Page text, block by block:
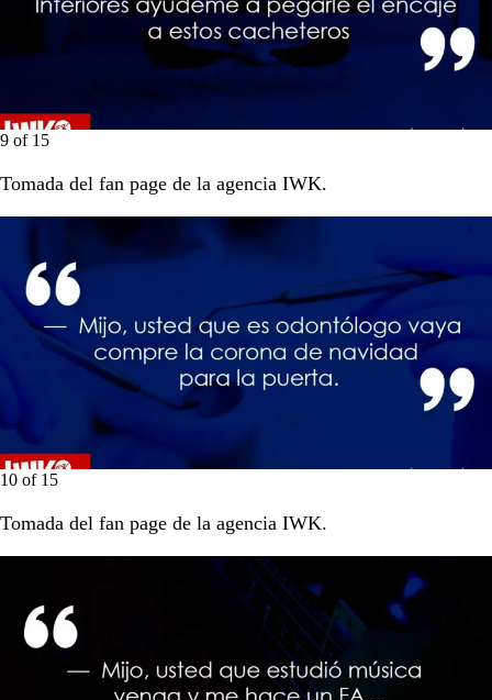
9 of 15
Tomada del fan page de la agencia IWK.
10 of 15
Tomada del fan page de la agencia IWK.